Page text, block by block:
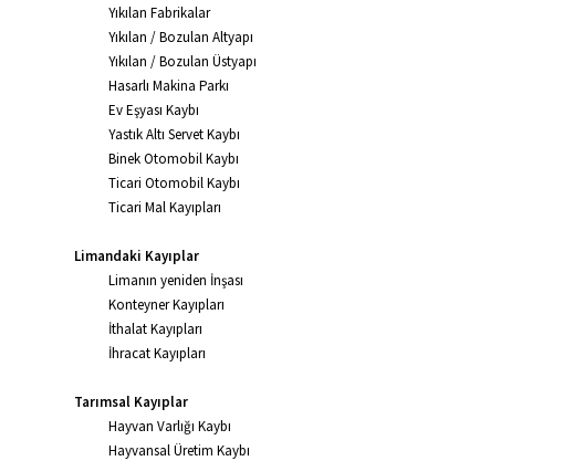
Yıkılan Fabrikalar
Yıkılan / Bozulan Altyapı
Yıkılan / Bozulan Üstyapı
Hasarlı Makina Parkı
Ev Eşyası Kaybı
Yastık Altı Servet Kaybı
Binek Otomobil Kaybı
Ticari Otomobil Kaybı
Ticari Mal Kayıpları
Limandaki Kayıplar
Limanın yeniden İnşası
Konteyner Kayıpları
İthalat Kayıpları
İhracat Kayıpları
Tarımsal Kayıplar
Hayvan Varlığı Kaybı
Hayvansal Üretim Kaybı